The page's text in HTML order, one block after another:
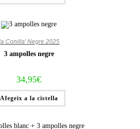
Conilla' Negre 2025
3 ampolles negre
34,95€
Afegeix a la cistella